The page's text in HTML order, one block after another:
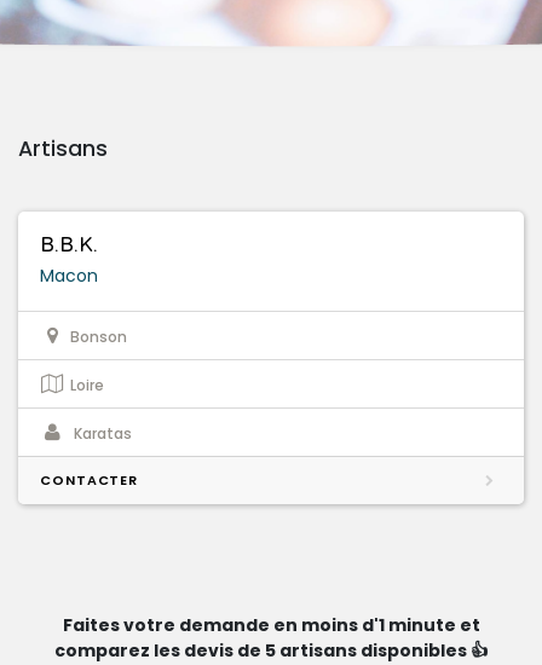
Artisans
B.B.K.
Macon
Bonson
Loire
Karatas
CONTACTER
Faites votre demande en moins d'1 minute et
comparez les devis de 5 artisans disponibles 👍